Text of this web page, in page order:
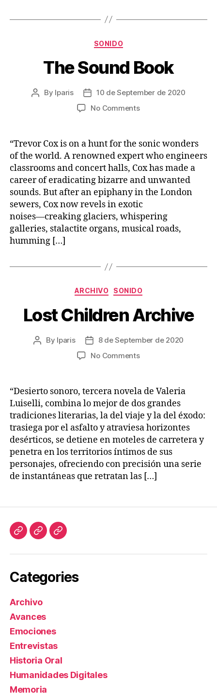
Categories
SONIDO
The Sound Book
Post
By lparis
Post
date
10 de September de 2020
No Commentson
Book
“Trevor Cox is on a hunt for the sonic wonders
of the world. A renowned expert who engineers
classrooms and concert halls, Cox has made a
career of eradicating bizarre and unwanted
sounds. But after an epiphany in the London
sewers, Cox now revels in exotic
noises―creaking glaciers, whispering
galleries, stalactite organs, musical roads,
humming […]
Categories
ARCHIVO SONIDO
Lost Children Archive
Post
By lparis
Post
date
8 de September de 2020
No Commentson
Archive
“Desierto sonoro, tercera novela de Valeria
Luiselli, combina lo mejor de dos grandes
tradiciones literarias, la del viaje y la del éxodo:
trasiega por el asfalto y atraviesa horizontes
desérticos, se detiene en moteles de carretera y
penetra en los territorios íntimos de sus
personajes, ofreciendo con precisión una serie
de instantáneas que retratan las […]
Investigación
Lecturas
Blog
Categories
Archivo
Avances
Emociones
Entrevistas
Historia Oral
Humanidades Digitales
Memoria